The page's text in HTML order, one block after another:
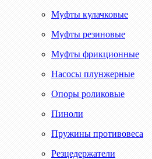
Муфты кулачковые
Муфты резиновые
Муфты фрикционные
Насосы плунжерные
Опоры роликовые
Пиноли
Пружины противовеса
Резцедержатели